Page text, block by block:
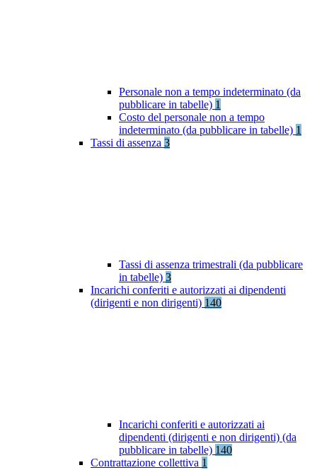
Personale non a tempo indeterminato (da
pubblicare in tabelle) 1
Costo del personale non a tempo
indeterminato (da pubblicare in tabelle) 1
Tassi di assenza 3
Tassi di assenza trimestrali (da pubblicare
in tabelle) 3
Incarichi conferiti e autorizzati ai dipendenti
(dirigenti e non dirigenti) 140
Incarichi conferiti e autorizzati ai
dipendenti (dirigenti e non dirigenti) (da
pubblicare in tabelle) 140
Contrattazione collettiva 1